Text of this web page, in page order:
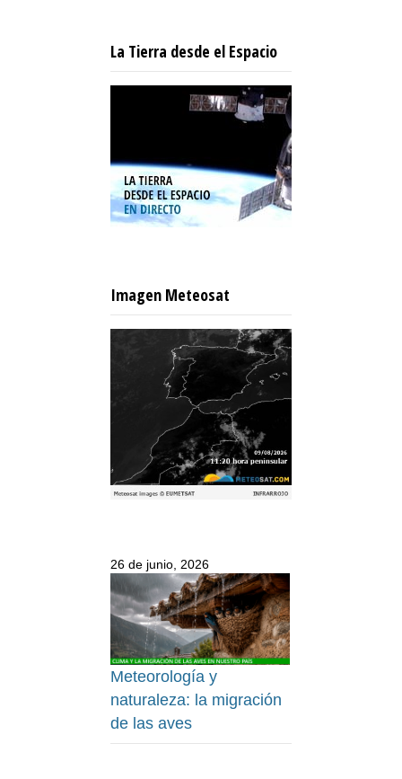
La Tierra desde el Espacio
Imagen Meteosat
26 de junio, 2026
Meteorología y
naturaleza: la migración
de las aves